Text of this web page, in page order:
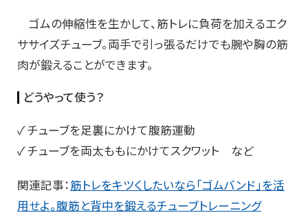
ゴムの伸縮性を生かして、筋トレに負荷を加えるエク
ササイズチューブ。両手で引っ張るだけでも腕や胸の筋
肉が鍛えることができます。
どうやって使う？
✓ チューブを足裏にかけて腹筋運動
✓ チューブを両太ももにかけてスクワット など
関連記事：筋トレをキツくしたいなら「ゴムバンド」を活
用せよ。腹筋と背中を鍛えるチューブトレーニング